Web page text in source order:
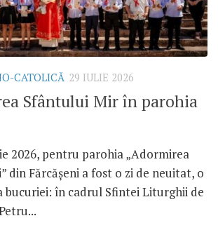
CATOLICĂ 29 IULIE 2026
Sfântului Mir în parohia
2026, pentru parohia „Adormirea
din Fărcășeni a fost o zi de neuitat, o
bucuriei: în cadrul Sfintei Liturghii de